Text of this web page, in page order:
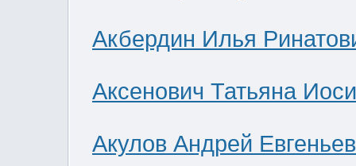
Акбердин Илья
Аксенович Татьяна
Акулов Андрей